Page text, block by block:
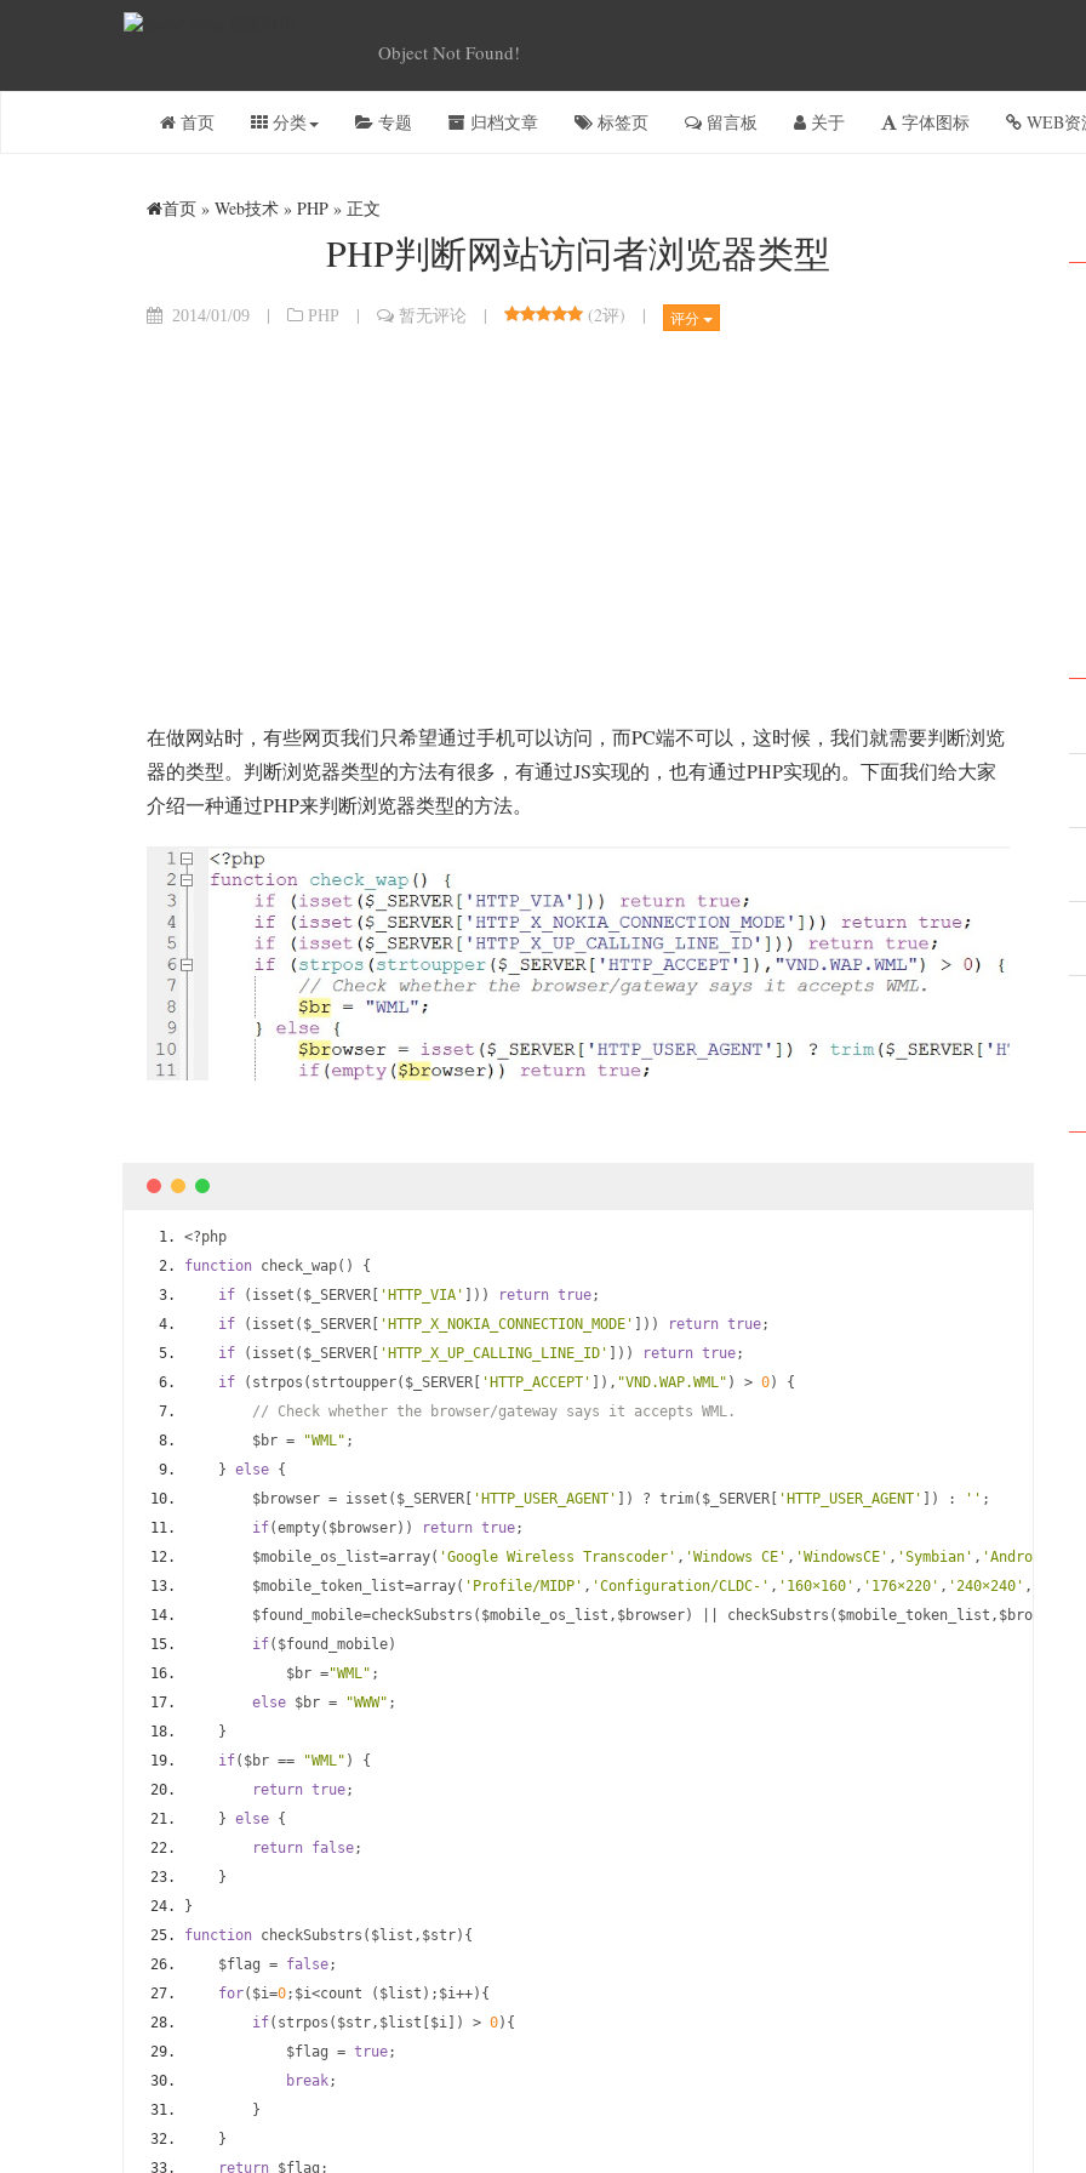
Object Not Found!
首页 分类 专题 归档文章 标签页 留言板 关于 字体图标 WEB资
首页 » Web技术 » PHP » 正文
PHP判断网站访问者浏览器类型
2014/01/09 | PHP | 暂无评论 | (2评) | 评分
在做网站时，有些网页我们只希望通过手机可以访问，而PC端不可以，这时候，我们就需要判断浏览
器的类型。判断浏览器类型的方法有很多，有通过JS实现的，也有通过PHP实现的。下面我们给大家
介绍一种通过PHP来判断浏览器类型的方法。
<?php
function check_wap()
{
if
( isset ( $_SERVER 'HTTP_VIA' ])) return true;
if
( isset ( $_SERVER 'HTTP_X_NOKIA_CONNECTION_MODE' ])) return true;
if
( isset ( $_SERVER 'HTTP_X_UP_CALLING_LINE_ID' ])) return true;
if
( strpos ( strtoupper( $_SERVER 'HTTP_ACCEPT' ]), "VND.WAP.WML" ) > 0)
{
// Check whether the browser/gateway says it accepts WML.
        $br
= "WML" ;
} else {
        $browser
= isset ( $_SERVER 'HTTP_USER_AGENT' ]) ? trim( $_SERVER 'HTTP_USER_AGENT' ]) : '' ;
if(empty( $browser)) return true;
        $mobile_os_list
=array( 'Google Wireless Transcoder' , 'Windows CE' , 'WindowsCE' , 'Symbian' , 'Android'
        $mobile_token_list
=array( 'Profile/MIDP' , 'Configuration/CLDC-' , '160×160' , '176×220' , '240×240' ,
        $found_mobile
=checkSubstrs ( $mobile_os_list , $browser) checkSubstrs ( $mobile_token_list , $browser
if( $found_mobile)
            $br
="WML" ;
else $br = "WWW" ;
}
if( $br == "WML" )
{
return true;
} else {
return false;
}
}
function checkSubstrs ( $list , $str){
    $flag
= false;
for( $i=0; $i<count ( $list ); $i++){
if( strpos ( $str, $list $i ]) > 0){
            $flag
= true;
break;
}
}
return $flag ;